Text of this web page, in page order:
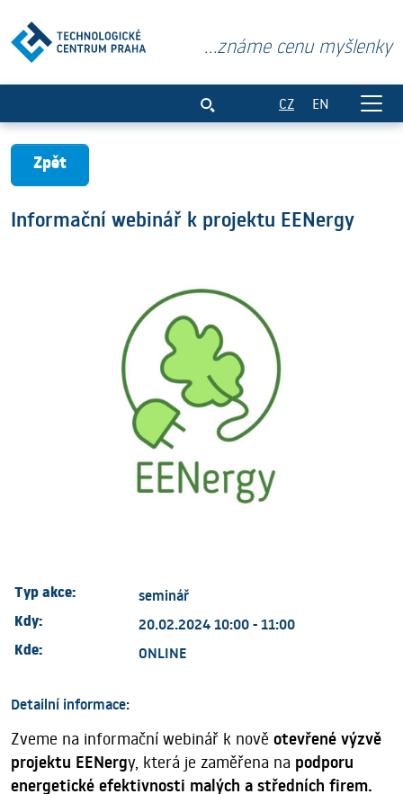
...známe cenu myšlenky
CZ EN
Zpět
Informační webinář k projektu EENergy
Typ akce: seminář
Kdy: 20.02.2024 10:00 - 11:00
Kde: ONLINE
Detailní informace:
Zveme na informační webinář k nově otevřené výzvě
projektu EENergy, která je zaměřena na podporu
energetické efektivnosti malých a středních firem.